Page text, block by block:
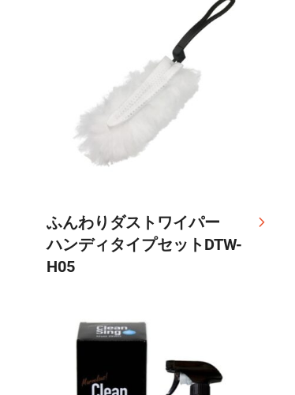
ふんわりダストワイパー
ハンディタイプセットDTW-
H05